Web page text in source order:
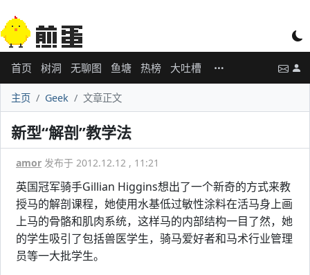
首页 树洞 无聊图 鱼塘 热榜 大吐槽
主页 Geek 文章正文
新型“解剖”教学法
amor 发布于 2012.12.12 , 11:21
英国冠军骑手Gillian Higgins想出了一个新奇的方式来教
授马的解剖课程，她使用水基低过敏性涂料在活马身上画
上马的骨骼和肌肉系统，这样马的内部结构一目了然，她
的学生吸引了包括兽医学生，骑马爱好者和马术行业管理
员等一大批学生。